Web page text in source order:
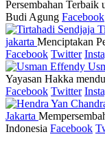
Persembahan Terbaik
Budi Agung Facebook
jakarta Menciptakan
Facebook Twitter
Yayasan Hakka
Facebook Twitter
Jakarta
Indonesia Facebook